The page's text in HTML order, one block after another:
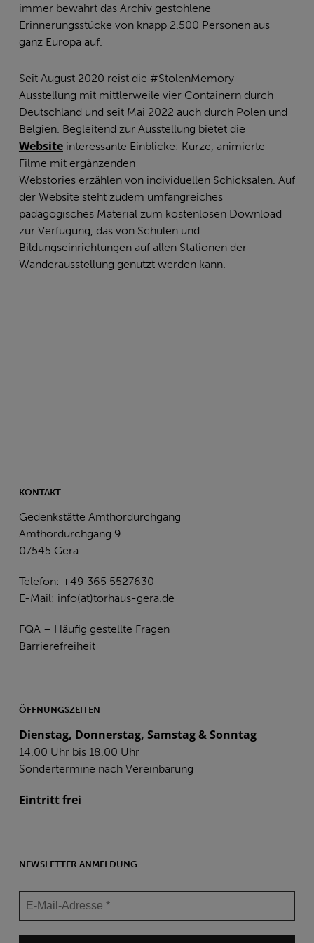
immer bewahrt das Archiv gestohlene
Erinnerungsstücke von knapp 2.500 Personen aus
ganz Europa auf.
Seit August 2020 reist die #StolenMemory-
Ausstellung mit mittlerweile vier Containern durch
Deutschland und seit Mai 2022 auch durch Polen und
Belgien. Begleitend zur Ausstellung bietet die
Websiteinteressante Einblicke: Kurze, animierte
Filme mit ergänzenden
Webstories erzählen von individuellen Schicksalen. Auf
der Website steht zudem umfangreiches
pädagogisches Material zum kostenlosen Download
zur Verfügung, das von Schulen und
Bildungseinrichtungen auf allen Stationen der
Wanderausstellung genutzt werden kann.
KONTAKT
Gedenkstätte Amthordurchgang
Amthordurchgang 9
07545 Gera
Telefon: +49 365 5527630
E-Mail: info(at)torhaus-gera.de
FQA – Häufig gestellte Fragen
Barrierefreiheit
ÖFFNUNGSZEITEN
Dienstag, Donnerstag, Samstag & Sonntag
14.00 Uhr bis 18.00 Uhr
Sondertermine nach Vereinbarung
Eintritt frei
NEWSLETTER ANMELDUNG